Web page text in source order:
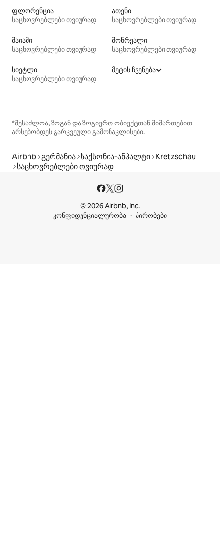
ფლორენცია
საცხოვრებლები თვიურად
ათენი
საცხოვრებლები თვიურად
მაიამი
საცხოვრებლები თვიურად
მონრეალი
საცხოვრებლები თვიურად
სიეტლი
საცხოვრებლები თვიურად
მეტის ჩვენება
*შესაძლოა, ზოგან და ზოგიერთ ობიექტთან მიმართებით
არსებობდეს გარკვეული გამონაკლისები.
Airbnb გერმანია საქსონია-ანჰალტი Kretzschau
საცხოვრებლები თვიურად
© 2026 Airbnb, Inc.
კონფიდენციალურობა
პირობები